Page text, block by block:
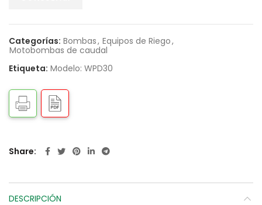
Categorías: Bombas, Equipos de Riego,
Motobombas de caudal
Etiqueta: Modelo: WPD30
Share
DESCRIPCIÓN